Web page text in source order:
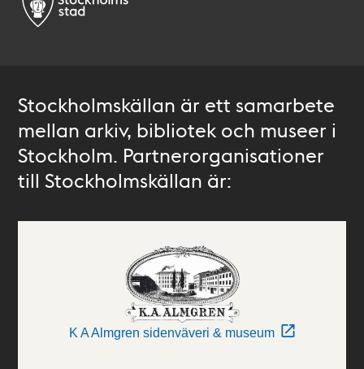
Stockholmskällan är ett samarbete
mellan arkiv, bibliotek och museer i
Stockholm. Partnerorganisationer
till Stockholmskällan är:
K A Almgren sidenväveri & museum